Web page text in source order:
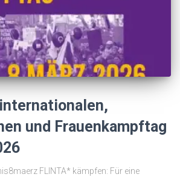
und Frauenkampftag
FLINTA* kämpfen: Für eine